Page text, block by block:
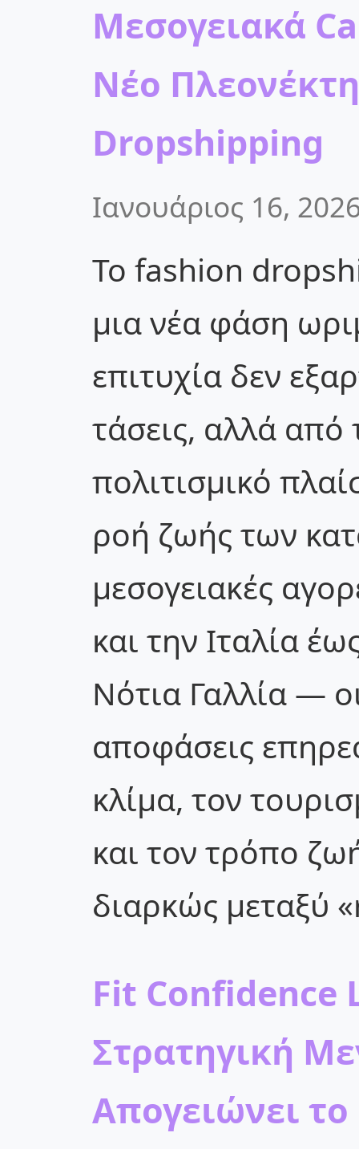
Μεσογειακά
Νέο
Dropshipping
Ιανουάριος 16,
Το fashion
μια νέα φάση
επιτυχία δεν
τάσεις, αλλά από
πολιτισμικό
ροή ζωής των
μεσογειακές
και την Ιταλία
Νότια Γαλλία —
αποφάσεις
κλίμα, τον
και τον τρόπο
διαρκώς μεταξύ
Fit Confidence
Στρατηγική
Απογειώνει